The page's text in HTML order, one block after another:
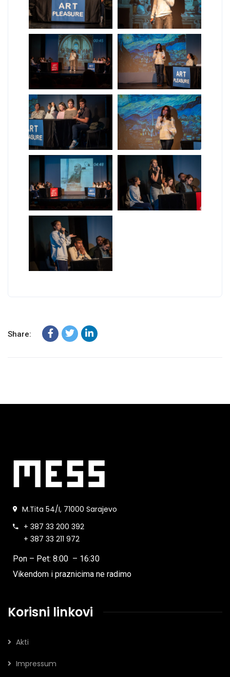
Share:
M.Tita 54/I, 71000 Sarajevo
+ 387 33 200 392
+ 387 33 211 972
Pon – Pet: 8:00 – 16:30
Vikendom i praznicima ne radimo
Korisni linkovi
Akti
Impressum